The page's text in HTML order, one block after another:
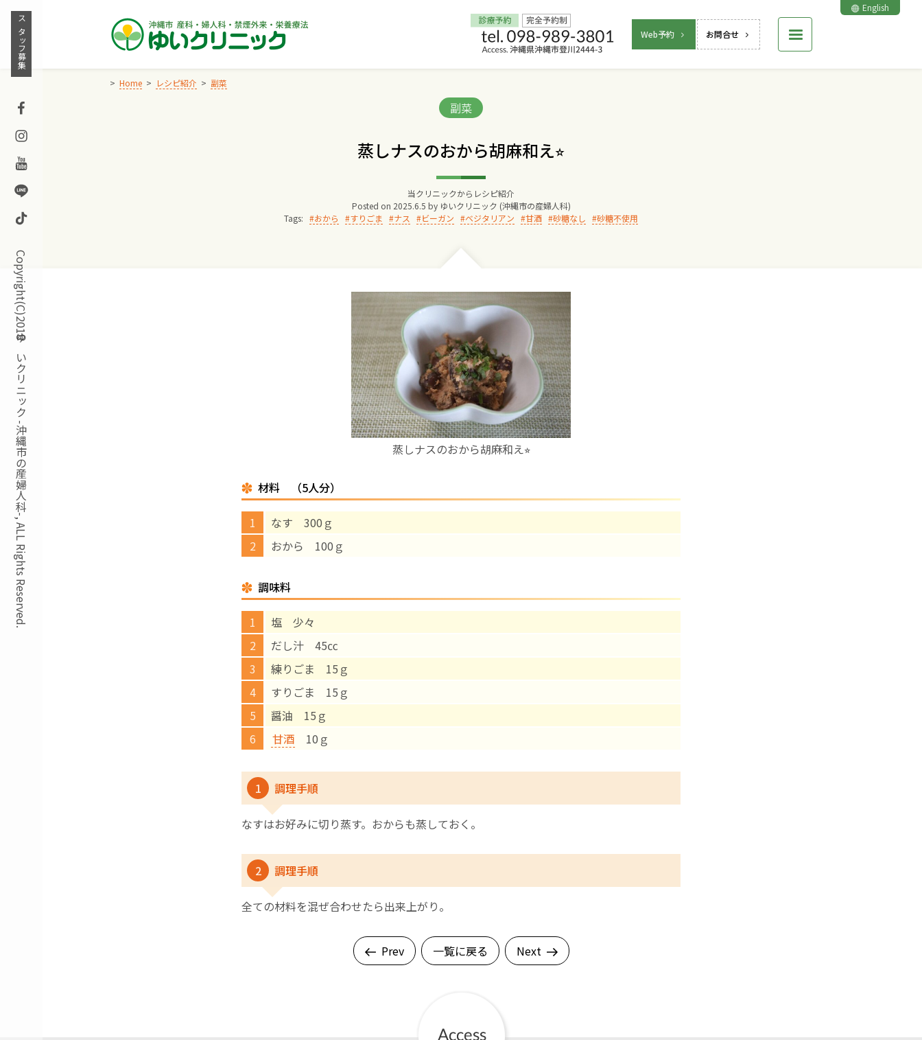
Skip
content
Web予約 お問合せ
English
スタッフ募集
Facebook
Instagram
Youtube
Line
TikTok
Copyright(C)2018ゆいクリニック -沖縄市の産婦人科-, ALL Rights Reserved.
Home レシピ紹介 副菜
Categories:
副菜
蒸しナスのおから胡麻和え⭐︎
当クリニックからレシピ紹介
Posted on 2025.6.5 by ゆいクリニック (沖縄市の産婦人科)
Tags:
おから すりごま ナス ビーガン ベジタリアン 甘酒 砂糖なし 砂糖不使用
蒸しナスのおから胡麻和え⭐︎
材料 （5人分）
なす 300ｇ
おから 100ｇ
調味料
塩 少々
だし汁 45㏄
練りごま 15ｇ
すりごま 15ｇ
醤油 15ｇ
甘酒 10ｇ
1 調理手順
なすはお好みに切り蒸す。おからも蒸しておく。
2 調理手順
全ての材料を混ぜ合わせたら出来上がり。
Prev 一覧に戻る Next
Home
交通アクセス
院長からのごあいさつ
ゆいクリニックの経営理念
診療料金
妊婦健診
お産について
親と子の結びつき支援
母乳育児
予防接種
‘さんルーム’ でさまざまな講座・クラス
医師プロフィール